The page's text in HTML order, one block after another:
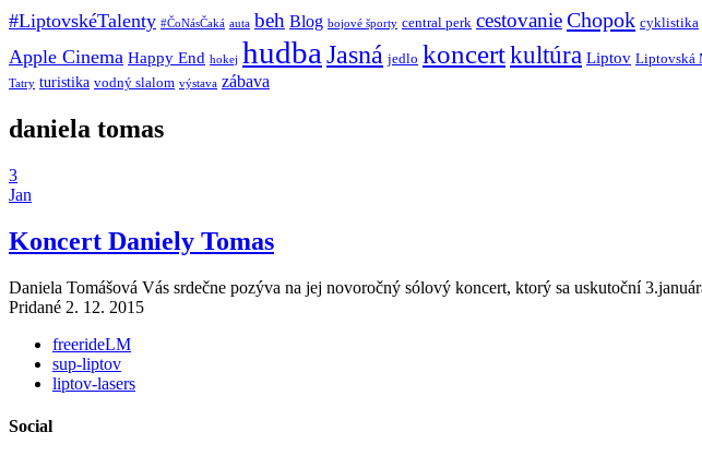
#LiptovskéTalenty #ČoNásČaká auta beh Blog bojové športy central perk cestovanieChopok cyklistika
Apple Cinema Happy End hokej hudba Jasná jedlo koncertkultúra Liptov Liptovská
Tatry turistika vodný slalom výstava zábava
daniela tomas
3
Jan
Koncert Daniely Tomas
Daniela Tomášová Vás srdečne pozýva na jej novoročný sólový koncert, ktorý sa uskutoční
Pridané 2. 12. 2015
freerideLM
sup-liptov
liptov-lasers
Social